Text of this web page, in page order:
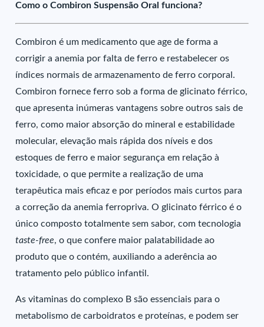
Como o Combiron Suspensão Oral funciona?
Combiron é um medicamento que age de forma a
corrigir a anemia por falta de ferro e restabelecer os
índices normais de armazenamento de ferro corporal.
Combiron fornece ferro sob a forma de glicinato férrico,
que apresenta inúmeras vantagens sobre outros sais de
ferro, como maior absorção do mineral e estabilidade
molecular, elevação mais rápida dos níveis e dos
estoques de ferro e maior segurança em relação à
toxicidade, o que permite a realização de uma
terapêutica mais eficaz e por períodos mais curtos para
a correção da anemia ferropriva. O glicinato férrico é o
único composto totalmente sem sabor, com tecnologia
taste-free, o que confere maior palatabilidade ao
produto que o contém, auxiliando a aderência ao
tratamento pelo público infantil.
As vitaminas do complexo B são essenciais para o
metabolismo de carboidratos e proteínas, e podem ser